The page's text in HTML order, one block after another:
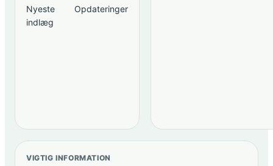
Nyeste
indlæg
Opdateringer
VIGTIG INFORMATION